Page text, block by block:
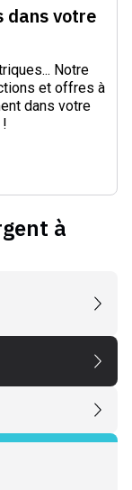
dans votre
Notre
et offres à
dans votre
à